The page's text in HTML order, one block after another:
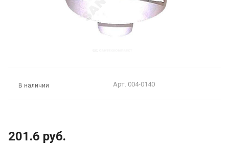
В наличии Арт. 004-0140
201.6 руб.